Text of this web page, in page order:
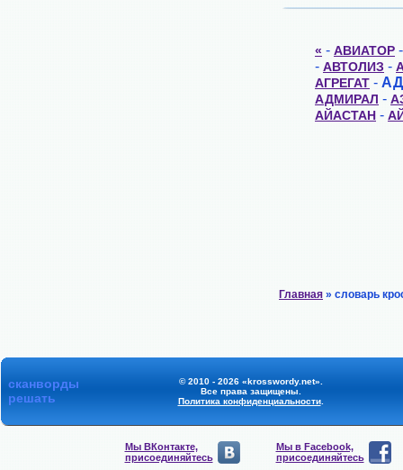
« - АВИАТОР
- АВТОЛИЗ -
АГРЕГАТ -
АДМИРАЛ -
АЙАСТАН -
Главная » словарь
сканворды
решать
© 2010 - 2026 «krosswordy.net».
Все права защищены.
Политика конфиденциальности.
Мы ВКонтакте,
присоединяйтесь
Мы в Facebook,
присоединяйтесь